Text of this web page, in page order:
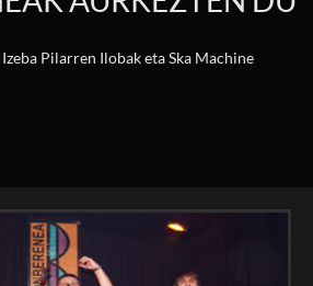
Izeba Pilarren Ilobak eta Ska Machine